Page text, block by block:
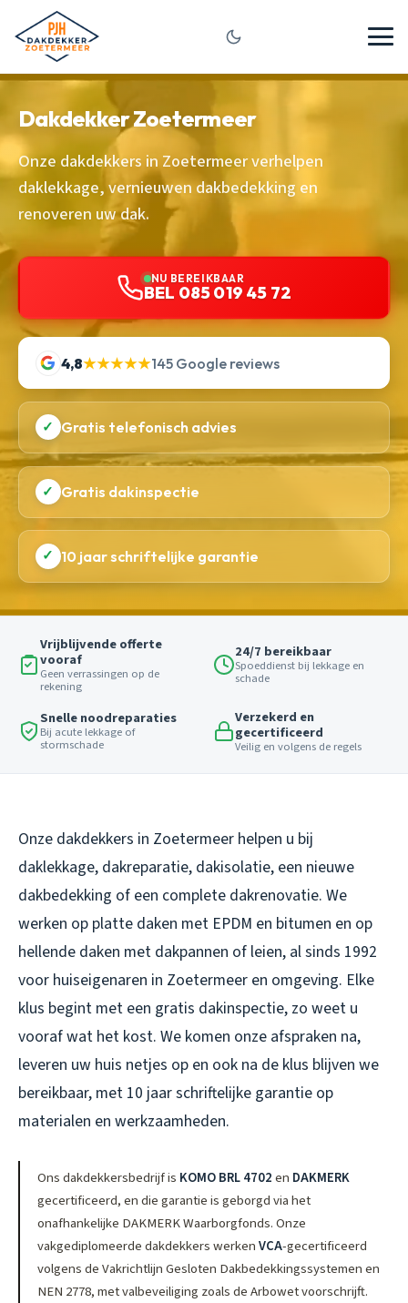
Dakdekker Zoetermeer
Onze dakdekkers in Zoetermeer verhelpen
daklekkage, vernieuwen dakbedekking en
renoveren uw dak.
NU BEREIKBAAR
BEL 085 019 45 72
4,8★★★★★145 Google reviews
✓ Gratis telefonisch advies
✓ Gratis dakinspectie
✓ 10 jaar schriftelijke garantie
Vrijblijvende offerte
vooraf
Geen verrassingen op de
rekening
24/7 bereikbaar
Spoeddienst bij lekkage en
schade
Snelle noodreparaties
Bij acute lekkage of
stormschade
Verzekerd en
gecertificeerd
Veilig en volgens de regels
Onze dakdekkers in Zoetermeer helpen u bij
daklekkage, dakreparatie, dakisolatie, een nieuwe
dakbedekking of een complete dakrenovatie. We
werken op platte daken met EPDM en bitumen en op
hellende daken met dakpannen of leien, al sinds 1992
voor huiseigenaren in Zoetermeer en omgeving. Elke
klus begint met een gratis dakinspectie, zo weet u
vooraf wat het kost. We komen onze afspraken na,
leveren uw huis netjes op en ook na de klus blijven we
bereikbaar, met 10 jaar schriftelijke garantie op
materialen en werkzaamheden.
Ons dakdekkersbedrijf is KOMO BRL 4702en DAKMERK
gecertificeerd, en die garantie is geborgd via het
onafhankelijke DAKMERK Waarborgfonds. Onze
vakgediplomeerde dakdekkers werkenVCA-gecertificeerd
volgens de Vakrichtlijn Gesloten Dakbedekkingssystemen en
NEN 2778, met valbeveiliging zoals de Arbowet voorschrijft.